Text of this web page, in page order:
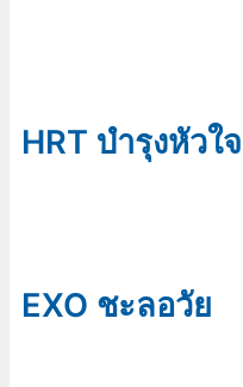
HRT บำรุงหัวใจ
EXO ชะลอวัย